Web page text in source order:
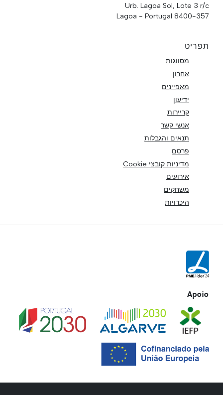
Urb. Lagoa Sol, Lote 3 r/c
8400-357 Lagoa - Portugal
תפריט
מסווגות
אחרון
מאפיינים
ידיעון
קריירות
אנשי קשר
תנאים והגבלות
פרסם
מדיניות קובצי Cookie
אירועים
משחקים
היכרויות
Apoio